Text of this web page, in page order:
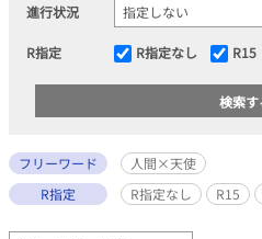
進行状況
R指定 R指定なし R15
フリーワード
人間×天使
R指定
R指定なし R15